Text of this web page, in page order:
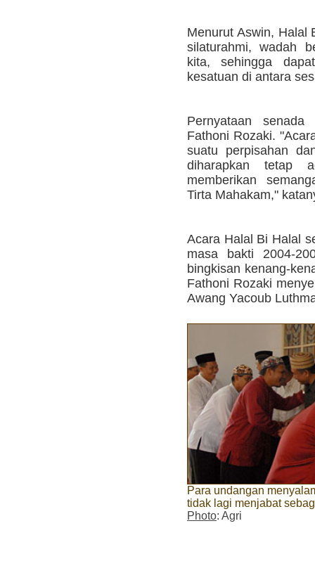
Menurut Aswin, Halal
silaturahmi, wadah
kita, sehingga
kesatuan di antara
Pernyataan
Fathoni Rozaki.
suatu perpisahan
diharapkan tetap
memberikan
Tirta Mahakam,"
Acara Halal Bi Halal
masa bakti 2004-
bingkisan kenang-
Fathoni Rozaki
Awang Yacoub
Para undangan
tidak lagi menjabat
Photo: Agri